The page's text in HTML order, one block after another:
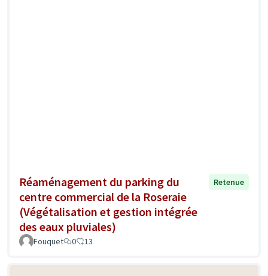
Réaménagement du parking du
centre commercial de la Roseraie
(Végétalisation et gestion intégrée
des eaux pluviales)
Retenue
Fouquet 0 13